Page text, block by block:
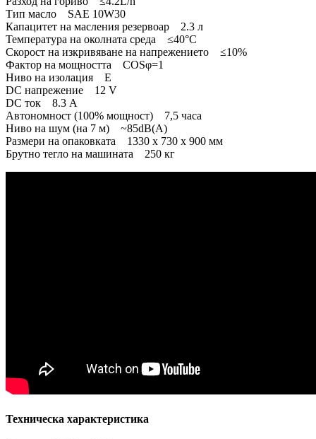
Тип масло SAE 10W30
Капацитет на масления резервоар 2.3 л
Температура на околната среда ≤40°C
Скорост на изкривяване на напрежението ≤10%
Фактор на мощността COSφ=1
Ниво на изолация Е
DC напрежение 12 V
DC ток 8.3 А
Автономност (100% мощност) 7,5 часа
Ниво на шум (на 7 м) ~85dB(A)
Размери на опаковката 1330 x 730 x 900 мм
Брутно тегло на машината 250 кг
Техническа характеристика